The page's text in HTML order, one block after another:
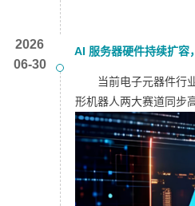
2026
06-30
AI 服务器硬件持续扩容
当前电子元器件行
形机器人两大赛道同步